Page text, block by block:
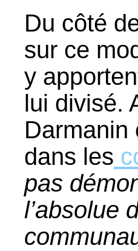
Du côté
sur ce
y
lui divisé.
Darmanin
dans les
pas
l’absolue